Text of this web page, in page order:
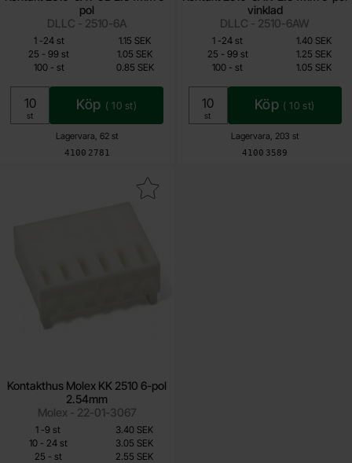
pol
DLLC - 2510-6A
Art. nr
4100 2781
Lagervara, 62 st
0.85 SEK
Inklusive 25% moms
Enhet:
st
Köp ( 10 st)
Mängdrabatt
Pris /st
1 -till
24 st
1.15 SEK
25 - till
99 st
1.05 SEK
100 -tillst 0.85 SEK
vinklad
DLLC - 2510-6AW
Art. nr
4100 3589
Lagervara, 203 st
1.05 SEK
Inklusive 25% moms
Enhet:
st
Köp ( 10 st)
Mängdrabatt
Pris /st
1 -till
24 st
1.40 SEK
25 -till99 st
1.25 SEK
100 - till
st 1.05 SEK
Kontakthus Molex KK 2510 6-pol
2.54mm
Molex - 22-01-3067
2.55 SEK
Inklusive 25% moms
kontakthus Molex KK 2510 6-pol 2.54mm som favorit
Mängdrabatt
Pris /st
1 -till
9 st
3.40 SEK
10 -till24 st
3.05 SEK
25 -tillst 2.55 SEK